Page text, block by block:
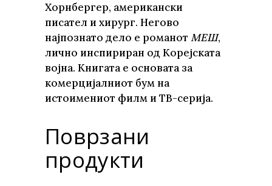
Хорнбергер, американски
писател и хирург. Негово
најпознато дело е романот МЕШ,
лично инспириран од Корејската
војна. Книгата е основата за
комерцијалниот бум на
истоимениот филм и ТВ-серија.
Поврзани
продукти